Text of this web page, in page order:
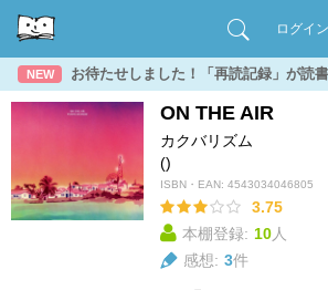
ログイン
NEW お待たせしました！「再読記録」が読
ON THE AIR
カクバリズム
()
ISBN・EAN: 4543034046805
3.75
本棚登録: 10人
感想: 3件